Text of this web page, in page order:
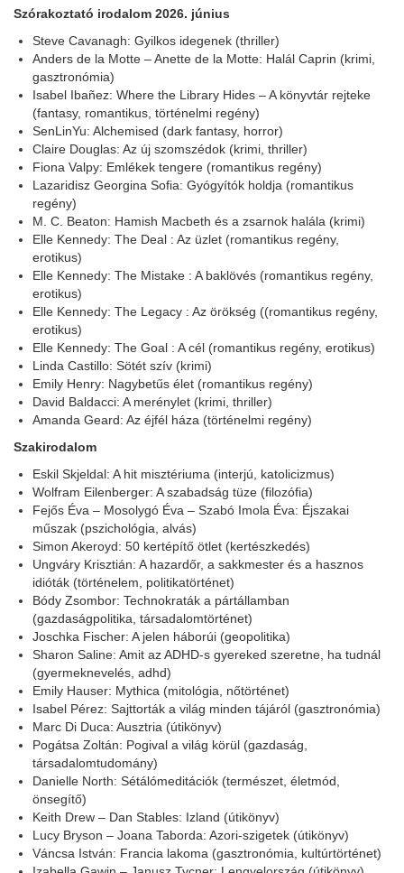
Szórakoztató irodalom 2026. június
Steve Cavanagh: Gyilkos idegenek (thriller)
Anders de la Motte – Anette de la Motte: Halál Caprin (krimi,
gasztronómia)
Isabel Ibañez: Where the Library Hides – A könyvtár rejteke
(fantasy, romantikus, történelmi regény)
SenLinYu: Alchemised (dark fantasy, horror)
Claire Douglas: Az új szomszédok (krimi, thriller)
Fiona Valpy: Emlékek tengere (romantikus regény)
Lazaridisz Georgina Sofia: Gyógyítók holdja (romantikus
regény)
M. C. Beaton: Hamish Macbeth és a zsarnok halála (krimi)
Elle Kennedy: The Deal : Az üzlet (romantikus regény,
erotikus)
Elle Kennedy: The Mistake : A baklövés (romantikus regény,
erotikus)
Elle Kennedy: The Legacy : Az örökség ((romantikus regény,
erotikus)
Elle Kennedy: The Goal : A cél (romantikus regény, erotikus)
Linda Castillo: Sötét szív (krimi)
Emily Henry: Nagybetűs élet (romantikus regény)
David Baldacci: A merénylet (krimi, thriller)
Amanda Geard: Az éjfél háza (történelmi regény)
Szakirodalom
Eskil Skjeldal: A hit misztériuma (interjú, katolicizmus)
Wolfram Eilenberger: A szabadság tüze (filozófia)
Fejős Éva – Mosolygó Éva – Szabó Imola Éva: Éjszakai
műszak (pszichológia, alvás)
Simon Akeroyd: 50 kertépítő ötlet (kertészkedés)
Ungváry Krisztián: A hazardőr, a sakkmester és a hasznos
idióták (történelem, politikatörténet)
Bódy Zsombor: Technokraták a pártállamban
(gazdaságpolitika, társadalomtörténet)
Joschka Fischer: A jelen háborúi (geopolitika)
Sharon Saline: Amit az ADHD-s gyereked szeretne, ha tudnál
(gyermeknevelés, adhd)
Emily Hauser: Mythica (mitológia, nőtörténet)
Isabel Pérez: Sajttorták a világ minden tájáról (gasztronómia)
Marc Di Duca: Ausztria (útikönyv)
Pogátsa Zoltán: Pogival a világ körül (gazdaság,
társadalomtudomány)
Danielle North: Sétálómeditációk (természet, életmód,
önsegítő)
Keith Drew – Dan Stables: Izland (útikönyv)
Lucy Bryson – Joana Taborda: Azori-szigetek (útikönyv)
Váncsa István: Francia lakoma (gasztronómia, kultúrtörténet)